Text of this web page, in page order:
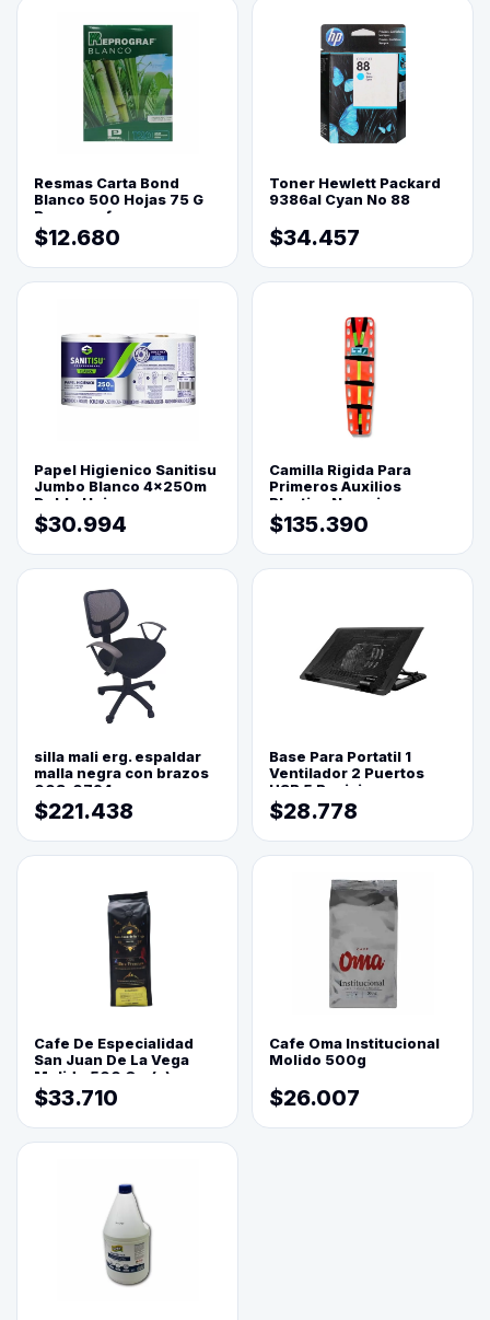
Resmas Carta Bond
Blanco 500 Hojas 75 G
Reprograf.
$12.680
Toner Hewlett Packard
9386al Cyan No 88
$34.457
Papel Higienico Sanitisu
Jumbo Blanco 4x250m
Doble Hoja
$30.994
Camilla Rigida Para
Primeros Auxilios
Plastica Naranja
$135.390
silla mali erg. espaldar
malla negra con brazos
003-0794
$221.438
Base Para Portatil 1
Ventilador 2 Puertos
USB 5 Posiciones
$28.778
Cafe De Especialidad
San Juan De La Vega
Molido 500 Grs(=)
$33.710
Cafe Oma Institucional
Molido 500g
$26.007